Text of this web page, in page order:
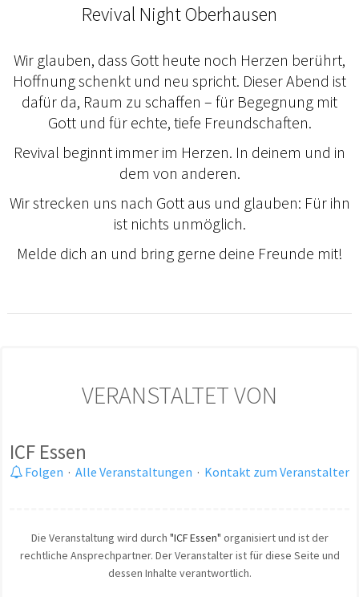
Revival Night Oberhausen
Wir glauben, dass Gott heute noch Herzen berührt,
Hoffnung schenkt und neu spricht. Dieser Abend ist
dafür da, Raum zu schaffen – für Begegnung mit
Gott und für echte, tiefe Freundschaften.
Revival beginnt immer im Herzen. In deinem und in
dem von anderen.
Wir strecken uns nach Gott aus und glauben: Für ihn
ist nichts unmöglich.
Melde dich an und bring gerne deine Freunde mit!
VERANSTALTET VON
ICF Essen
Folgen · Alle Veranstaltungen · Kontakt zum Veranstalter
Die Veranstaltung wird durch "ICF Essen" organisiert und ist der
rechtliche Ansprechpartner. Der Veranstalter ist für diese Seite und
dessen Inhalte verantwortlich.